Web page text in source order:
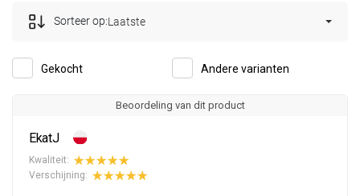
Gekocht Andere varianten
Sorteer op:Laatste
Beoordeling van dit product
EkatJ
Kwaliteit:
Verschijning: